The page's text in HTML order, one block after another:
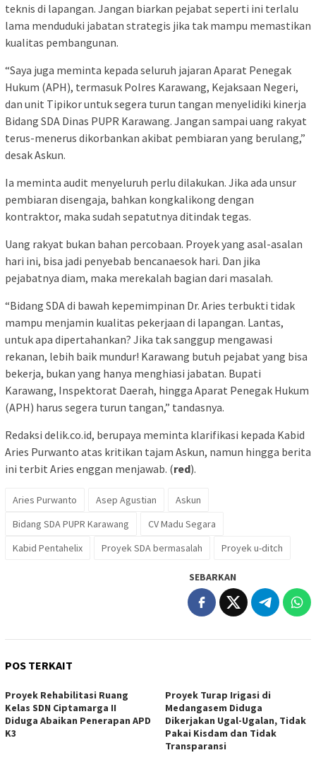
teknis di lapangan. Jangan biarkan pejabat seperti ini terlalu
lama menduduki jabatan strategis jika tak mampu memastikan
kualitas pembangunan.
“Saya juga meminta kepada seluruh jajaran Aparat Penegak
Hukum (APH), termasuk Polres Karawang, Kejaksaan Negeri,
dan unit Tipikor untuk segera turun tangan menyelidiki kinerja
Bidang SDA Dinas PUPR Karawang. Jangan sampai uang rakyat
terus-menerus dikorbankan akibat pembiaran yang berulang,”
desak Askun.
Ia meminta audit menyeluruh perlu dilakukan. Jika ada unsur
pembiaran disengaja, bahkan kongkalikong dengan
kontraktor, maka sudah sepatutnya ditindak tegas.
Uang rakyat bukan bahan percobaan. Proyek yang asal-asalan
hari ini, bisa jadi penyebab bencanaesok hari. Dan jika
pejabatnya diam, maka merekalah bagian dari masalah.
“Bidang SDA di bawah kepemimpinan Dr. Aries terbukti tidak
mampu menjamin kualitas pekerjaan di lapangan. Lantas,
untuk apa dipertahankan? Jika tak sanggup mengawasi
rekanan, lebih baik mundur! Karawang butuh pejabat yang bisa
bekerja, bukan yang hanya menghiasi jabatan. Bupati
Karawang, Inspektorat Daerah, hingga Aparat Penegak Hukum
(APH) harus segera turun tangan,” tandasnya.
Redaksi delik.co.id, berupaya meminta klarifikasi kepada Kabid
Aries Purwanto atas kritikan tajam Askun, namun hingga berita
ini terbit Aries enggan menjawab. (red).
Aries Purwanto Asep Agustian
Askun
Bidang SDA PUPR Karawang
CV Madu Segara
Kabid Pentahelix
Proyek SDA bermasalah Proyek u-ditch
SEBARKAN
POS TERKAIT
Proyek Rehabilitasi Ruang
Kelas SDN Ciptamarga II
Diduga Abaikan Penerapan APD
K3
Proyek Turap Irigasi di
Medangasem Diduga
Dikerjakan Ugal-Ugalan, Tidak
Pakai Kisdam dan Tidak
Transparansi